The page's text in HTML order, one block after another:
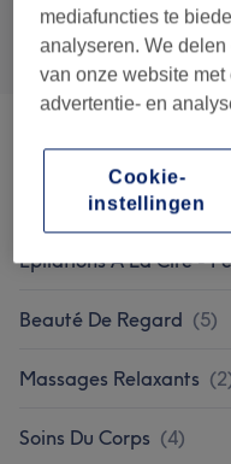
Alle
Soin Du Visage (8)
Massages Ciblés (5)
Épilations À La Cire -
Beauté De Regard (5)
Massages Relaxants (2
Soins Du Corps (4)
mediafuncties te
analyseren. We
van onze website
advertentie- en
Cookie-
instellingen